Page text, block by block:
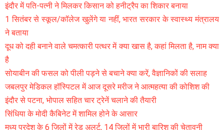
इंदौर में पति-पत्नी ने मिलकर किसान को हनीट्रैप का शिकार बनाया
1 सितंबर से स्कूल/कॉलेज खुलेंगे या नहीं, भारत सरकार के स्वास्थ्य मंत्रालय
ने बताया
दूध को दही बनाने वाले चमत्कारी पत्थर में क्या खास है, कहां मिलता है, नाम क्या
है
सोयाबीन की फसल को पीली पड़ने से बचाने क्या करें, वैज्ञानिकों की सलाह
जबलपुर मेडिकल हॉस्पिटल में आज दूसरे मरीज ने आत्महत्या की कोशिश की
इंदौर से पटना, भोपाल सहित चार ट्रेनें चलाने की तैयारी
सिंधिया के मोदी कैबिनेट में शामिल होने के आसार
मध्य प्रदेश के 6 जिलों में रेड अलर्ट, 14 जिलों में भारी बारिश की चेतावनी